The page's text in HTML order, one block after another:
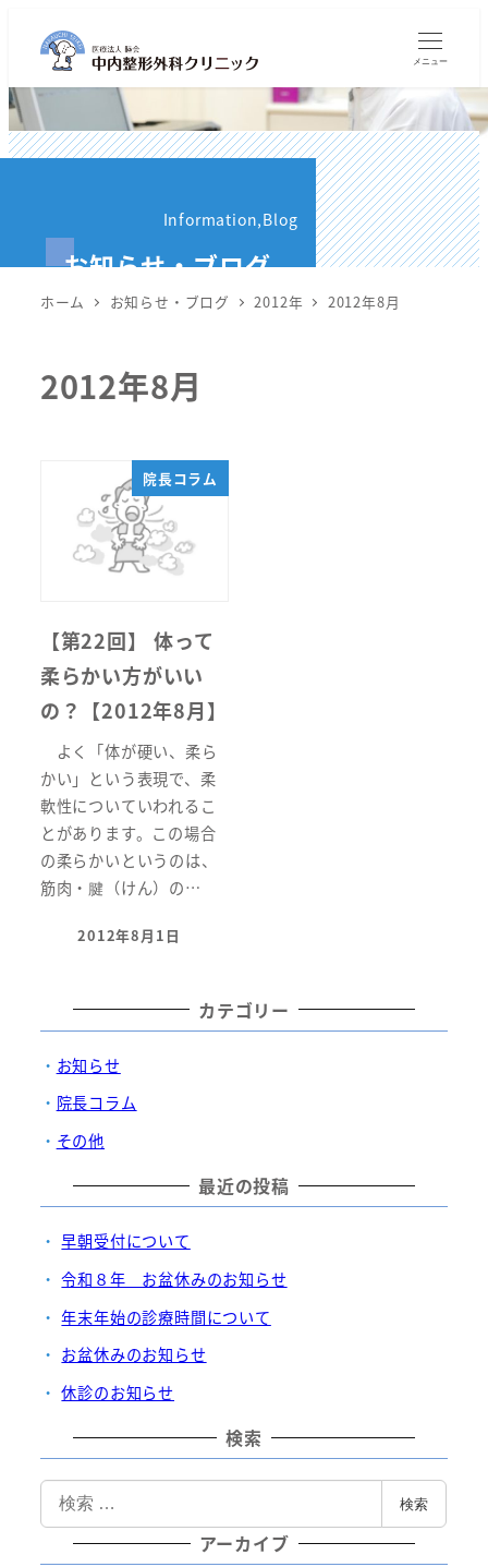
ン
コ
ン
へ
メニュー
Information,Blog
お知らせ・ブログ
ホーム お知らせ・ブログ 2012年 2012年8月
2012年8月
院長コラム
【第22回】 体って
柔らかい方がいい
の？【2012年8月】
よく「体が硬い、柔ら
かい」という表現で、柔
軟性についていわれるこ
とがあります。この場合
の柔らかいというのは、
筋肉・腱（けん）の…
投稿日
2012年8月1日
カテゴリー
お知らせ
院長コラム
その他
最近の投稿
早朝受付について
令和８年 お盆休みのお知らせ
年末年始の診療時間について
お盆休みのお知らせ
休診のお知らせ
検索
索
検索
アーカイブ